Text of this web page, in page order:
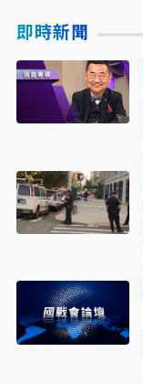
即時新聞